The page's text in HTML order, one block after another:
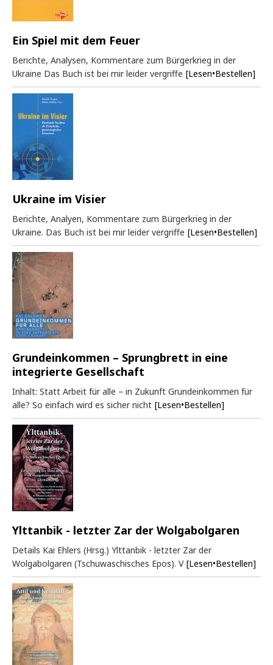
Ein Spiel mit dem Feuer
Berichte, Analysen, Kommentare zum Bürgerkrieg in der
Ukraine Das Buch ist bei mir leider vergriffe [Lesen•Bestellen]
Ukraine im Visier
Berichte, Analyen, Kommentare zum Bürgerkrieg in der
Ukraine. Das Buch ist bei mir leider vergriffe [Lesen•Bestellen]
Grundeinkommen – Sprungbrett in eine
integrierte Gesellschaft
Inhalt: Statt Arbeit für alle – in Zukunft Grundeinkommen für
alle? So einfach wird es sicher nicht [Lesen•Bestellen]
Ylttanbik - letzter Zar der Wolgabolgaren
Details Kai Ehlers (Hrsg.) Ylttanbik - letzter Zar der
Wolgabolgaren (Tschuwaschisches Epos). V [Lesen•Bestellen]